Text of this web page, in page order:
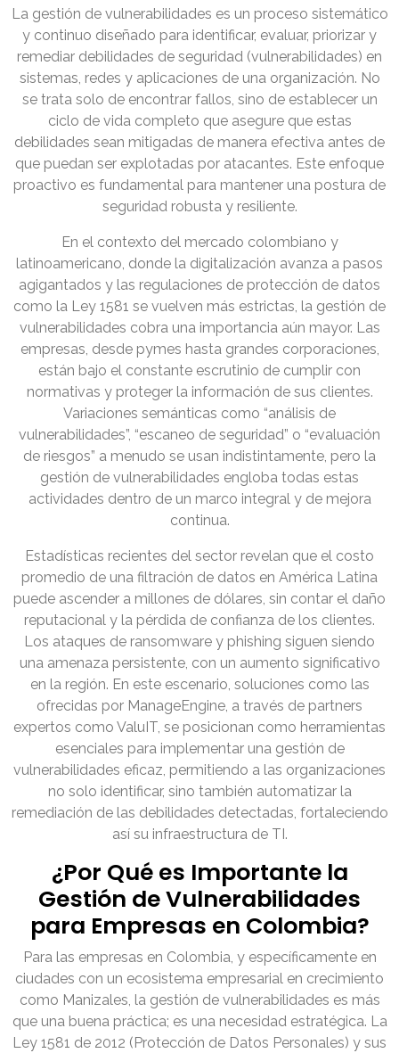
La gestión de vulnerabilidades es un proceso sistemático
y continuo diseñado para identificar, evaluar, priorizar y
remediar debilidades de seguridad (vulnerabilidades) en
sistemas, redes y aplicaciones de una organización. No
se trata solo de encontrar fallos, sino de establecer un
ciclo de vida completo que asegure que estas
debilidades sean mitigadas de manera efectiva antes de
que puedan ser explotadas por atacantes. Este enfoque
proactivo es fundamental para mantener una postura de
seguridad robusta y resiliente.
En el contexto del mercado colombiano y
latinoamericano, donde la digitalización avanza a pasos
agigantados y las regulaciones de protección de datos
como la Ley 1581 se vuelven más estrictas, la gestión de
vulnerabilidades cobra una importancia aún mayor. Las
empresas, desde pymes hasta grandes corporaciones,
están bajo el constante escrutinio de cumplir con
normativas y proteger la información de sus clientes.
Variaciones semánticas como “análisis de
vulnerabilidades”, “escaneo de seguridad” o “evaluación
de riesgos” a menudo se usan indistintamente, pero la
gestión de vulnerabilidades engloba todas estas
actividades dentro de un marco integral y de mejora
continua.
Estadísticas recientes del sector revelan que el costo
promedio de una filtración de datos en América Latina
puede ascender a millones de dólares, sin contar el daño
reputacional y la pérdida de confianza de los clientes.
Los ataques de ransomware y phishing siguen siendo
una amenaza persistente, con un aumento significativo
en la región. En este escenario, soluciones como las
ofrecidas por ManageEngine, a través de partners
expertos como ValuIT, se posicionan como herramientas
esenciales para implementar una gestión de
vulnerabilidades eficaz, permitiendo a las organizaciones
no solo identificar, sino también automatizar la
remediación de las debilidades detectadas, fortaleciendo
así su infraestructura de TI.
¿Por Qué es Importante la
Gestión de Vulnerabilidades
para Empresas en Colombia?
Para las empresas en Colombia, y específicamente en
ciudades con un ecosistema empresarial en crecimiento
como Manizales, la gestión de vulnerabilidades es más
que una buena práctica; es una necesidad estratégica. La
Ley 1581 de 2012 (Protección de Datos Personales) y sus